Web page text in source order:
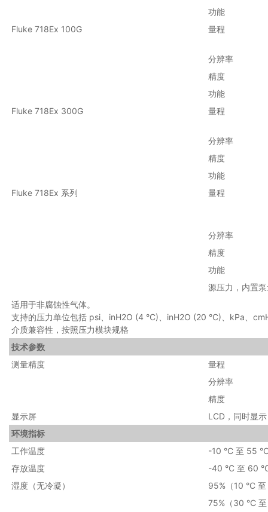
功能
Fluke 718Ex 100G
量程
分辨率
精度
功能
Fluke 718Ex 300G
量程
分辨率
精度
功能
Fluke 718Ex 系列
量程
分辨率
精度
功能
源压力，内置
适用于非腐蚀性气体。
支持的压力单位包括 psi、inH2O (4 °C)、inH2O (20 °C)、kPa、
介质兼容性，按照压力模块规格
技术参数
测量精度
量程
分辨率
精度
显示屏
LCD，同时显
环境指标
工作温度
-10 °C 至 55
存放温度
-40 °C 至 60
湿度（无冷凝）
95%（10 °C
75%（30 °C